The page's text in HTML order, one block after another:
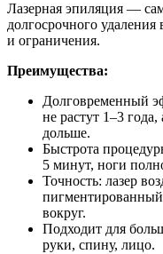
Лазерная эпиляция —
долгосрочного
и ограничения.
Преимущества:
Долговременный
не растут 1–3
дольше.
Быстрота
5 минут, ноги
Точность: лазер
пигментированный
вокруг.
Подходит для
руки, спину, лицо.